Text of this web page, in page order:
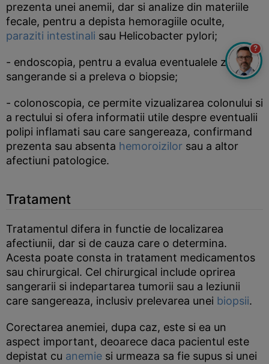
prezenta unei anemii, dar si analize din materiile
fecale, pentru a depista hemoragiile oculte,
paraziti intestinali sau Helicobacter pylori;
- endoscopia, pentru a evalua eventualele zone
sangerande si a preleva o biopsie;
- colonoscopia, ce permite vizualizarea colonului si
a rectului si ofera informatii utile despre eventualii
polipi inflamati sau care sangereaza, confirmand
prezenta sau absenta hemoroizilor sau a altor
afectiuni patologice.
Tratament
Tratamentul difera in functie de localizarea
afectiunii, dar si de cauza care o determina.
Acesta poate consta in tratament medicamentos
sau chirurgical. Cel chirurgical include oprirea
sangerarii si indepartarea tumorii sau a leziunii
care sangereaza, inclusiv prelevarea unei biopsii.
Corectarea anemiei, dupa caz, este si ea un
aspect important, deoarece daca pacientul este
depistat cu anemie si urmeaza sa fie supus si unei
?